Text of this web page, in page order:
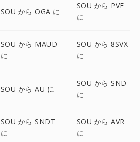
SOU から OGA に
SOU から PVF
に
SOU から MAUD
に
SOU から 8SVX
に
SOU から AU に
SOU から SND
に
SOU から SNDT
に
SOU から AVR
に